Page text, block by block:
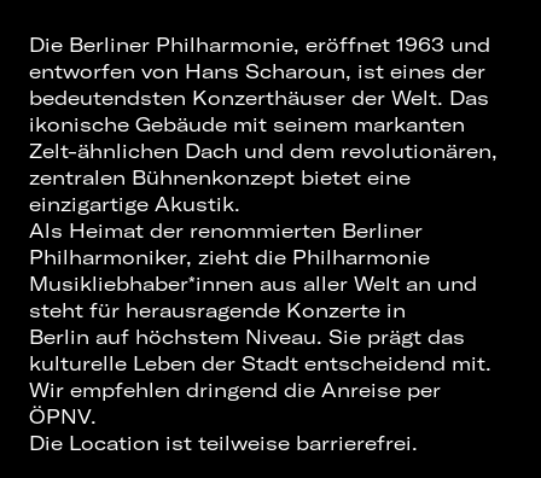
Die Berliner Philharmonie, eröffnet 1963 und
entworfen von Hans Scharoun, ist eines der
bedeutendsten Konzerthäuser der Welt. Das
ikonische Gebäude mit seinem markanten
Zelt-ähnlichen Dach und dem revolutionären,
zentralen Bühnenkonzept bietet eine
einzigartige Akustik.
Als Heimat der renommierten Berliner
Philharmoniker, zieht die Philharmonie
Musikliebhaber*innen aus aller Welt an und
steht für herausragende Konzerte in
Berlin auf höchstem Niveau. Sie prägt das
kulturelle Leben der Stadt entscheidend mit.
Wir empfehlen dringend die Anreise per
ÖPNV.
Die Location ist teilweise barrierefrei.